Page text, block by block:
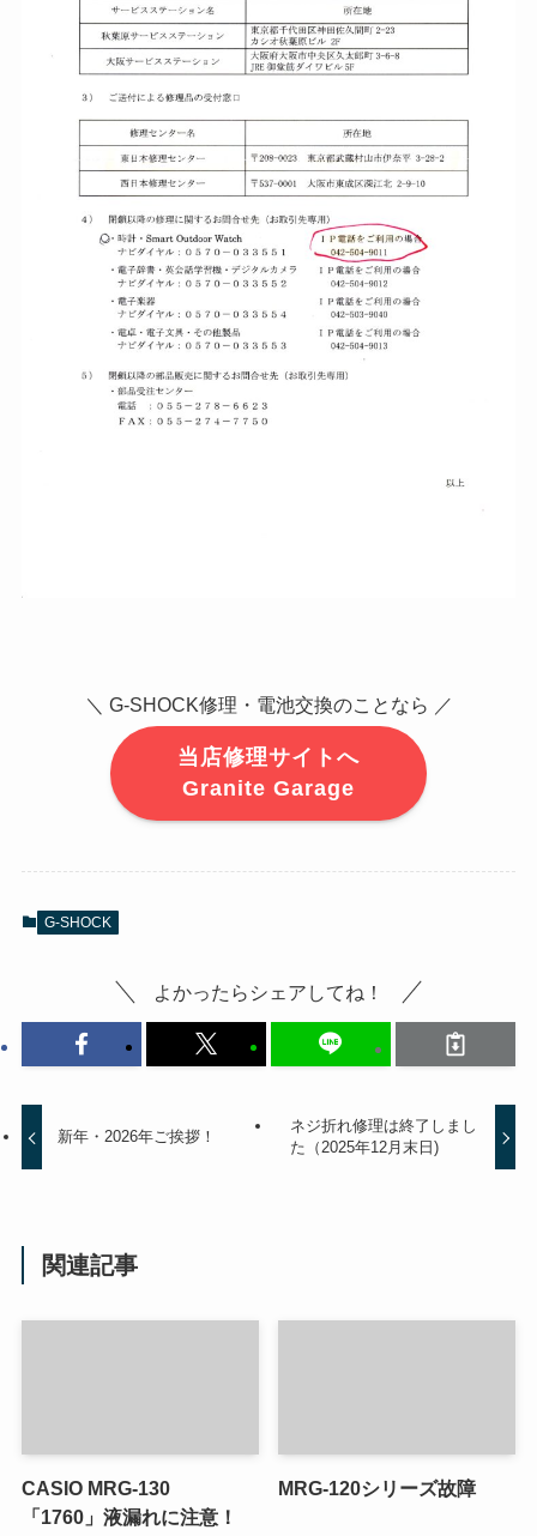
＼ G-SHOCK修理・電池交換のことなら ／
当店修理サイトへ
Granite Garage
G-SHOCK
よかったらシェアしてね！
新年・2026年ご挨拶！
ネジ折れ修理は終了しまし
た（2025年12月末日)
関連記事
CASIO MRG-130
「1760」液漏れに注意！
MRG-120シリーズ故障